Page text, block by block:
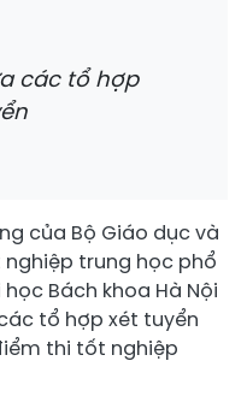
các tổ hợp
của Bộ Giáo dục và
trung học phổ
Bách khoa Hà Nội
tổ hợp xét tuyển
thi tốt nghiệp